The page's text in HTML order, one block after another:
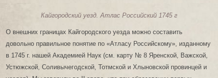
Кайгородский уезд. Атлас Российский 1745 г
О внешних границах Кайгородского уезда можно составить
довольно правильное понятие по «Атласу Российскому», изданному
в 1745 г. нашей Академией Наук (см. карту № 8 Яренской, Важской,
Устюжской, Соливычегодской, Тотмской и Хлыновской провинцей и